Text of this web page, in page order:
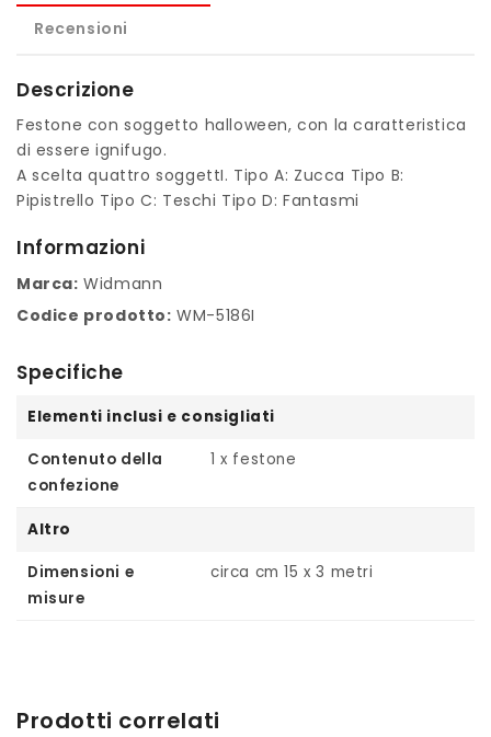
Recensioni
Descrizione
Festone con soggetto halloween, con la caratteristica
di essere ignifugo.
A scelta quattro soggettI. Tipo A: Zucca Tipo B:
Pipistrello Tipo C: Teschi Tipo D: Fantasmi
Informazioni
Marca: Widmann
Codice prodotto: WM-5186I
Specifiche
Elementi inclusi e consigliati
Contenuto della
confezione
1 x festone
Altro
Dimensioni e
misure
circa cm 15 x 3 metri
Prodotti correlati